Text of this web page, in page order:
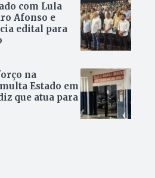
com Lula
Afonso e
edital para
na
Estado em
que atua para